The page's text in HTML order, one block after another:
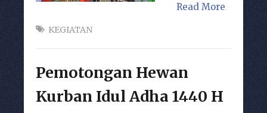
Read More
KEGIATAN
Pemotongan Hewan
Kurban Idul Adha 1440 H